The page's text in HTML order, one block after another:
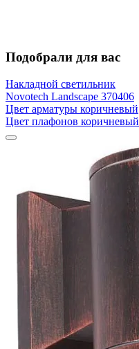
Подобрали для вас
Накладной светильник
Novotech Landscape 370406
Цвет арматуры коричневый
Цвет плафонов коричневый